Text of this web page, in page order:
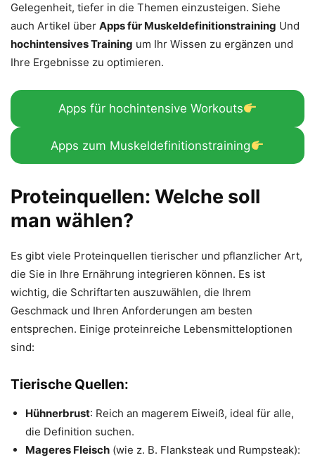
Gelegenheit, tiefer in die Themen einzusteigen. Siehe
auch Artikel über Apps für Muskeldefinitionstraining Und
hochintensives Training um Ihr Wissen zu ergänzen und
Ihre Ergebnisse zu optimieren.
Apps für hochintensive Workouts
Apps zum Muskeldefinitionstraining
Proteinquellen: Welche soll
man wählen?
Es gibt viele Proteinquellen tierischer und pflanzlicher Art,
die Sie in Ihre Ernährung integrieren können. Es ist
wichtig, die Schriftarten auszuwählen, die Ihrem
Geschmack und Ihren Anforderungen am besten
entsprechen. Einige proteinreiche Lebensmitteloptionen
sind:
Tierische Quellen:
Hühnerbrust: Reich an magerem Eiweiß, ideal für alle,
die Definition suchen.
Mageres Fleisch (wie z. B. Flanksteak und Rumpsteak):